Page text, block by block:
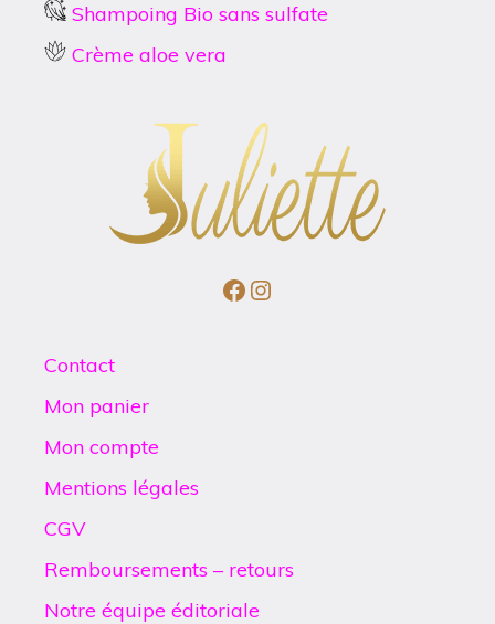
Shampoing Bio sans sulfate
Crème aloe vera
Facebook
Instagram
Contact
Mon panier
Mon compte
Mentions légales
CGV
Remboursements – retours
Notre équipe éditoriale